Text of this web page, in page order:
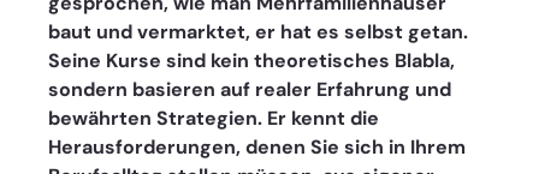
baut und vermarktet, er hat es selbst getan.
Seine Kurse sind kein theoretisches Blabla,
sondern basieren auf realer Erfahrung und
bewährten Strategien. Er kennt die
Herausforderungen, denen Sie sich in Ihrem